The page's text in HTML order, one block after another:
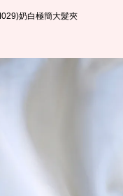
奶白極簡大髮夾